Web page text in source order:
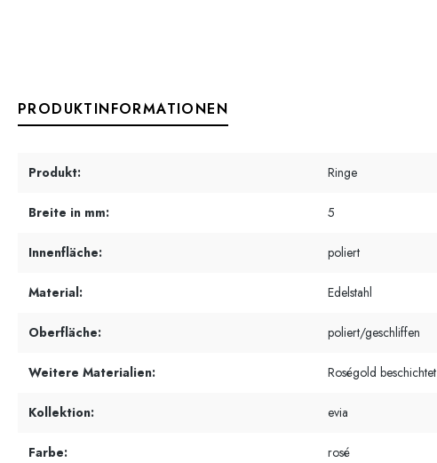
PRODUKTINFORMATIONEN
Produkt: Ringe
Breite in mm: 5
Innenfläche: poliert
Material: Edelstahl
Oberfläche: poliert/geschliffen
Weitere Materialien: Roségold beschichtet
Kollektion: evia
Farbe: rosé